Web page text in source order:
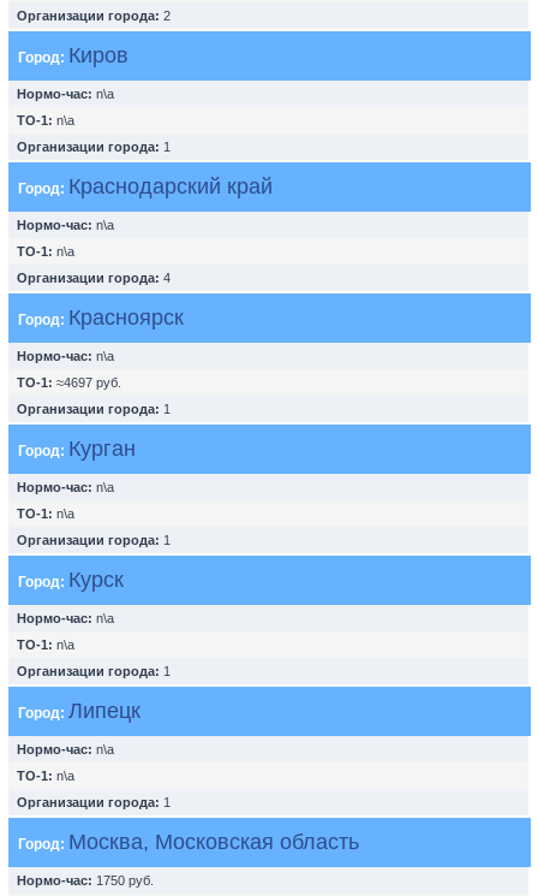
Организации города: 2
Город: Киров
Нормо-час: n\a
ТО-1: n\a
Организации города: 1
Город: Краснодарский край
Нормо-час: n\a
ТО-1: n\a
Организации города: 4
Город: Красноярск
Нормо-час: n\a
ТО-1: ≈4697 руб.
Организации города: 1
Город: Курган
Нормо-час: n\a
ТО-1: n\a
Организации города: 1
Город: Курск
Нормо-час: n\a
ТО-1: n\a
Организации города: 1
Город: Липецк
Нормо-час: n\a
ТО-1: n\a
Организации города: 1
Город: Москва, Московская область
Нормо-час: 1750 руб.